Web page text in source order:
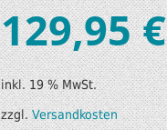
129,95€
inkl. 19 % MwSt.
zzgl.Versandkosten